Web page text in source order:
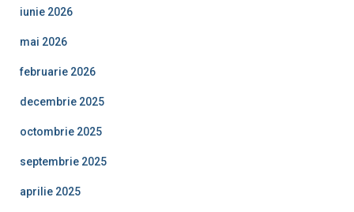
iunie 2026
mai 2026
februarie 2026
decembrie 2025
octombrie 2025
septembrie 2025
aprilie 2025